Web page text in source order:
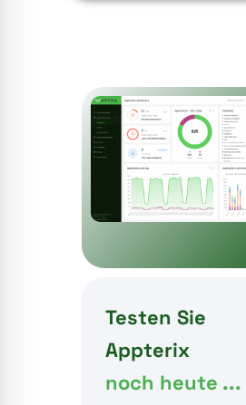
Testen Sie
Appterix
noch heute ...